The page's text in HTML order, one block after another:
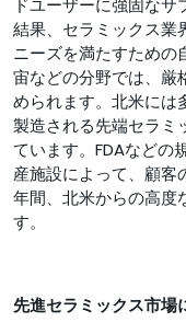
ドユーザーに強固な
結果、セラミックス業
ニーズを満たすための
宙などの分野では、厳
められます。北米には
製造される先端セラミ
ています。FDAなどの
産施設によって、顧客
年間、北米からの高度
す。
先進セラミックス市場